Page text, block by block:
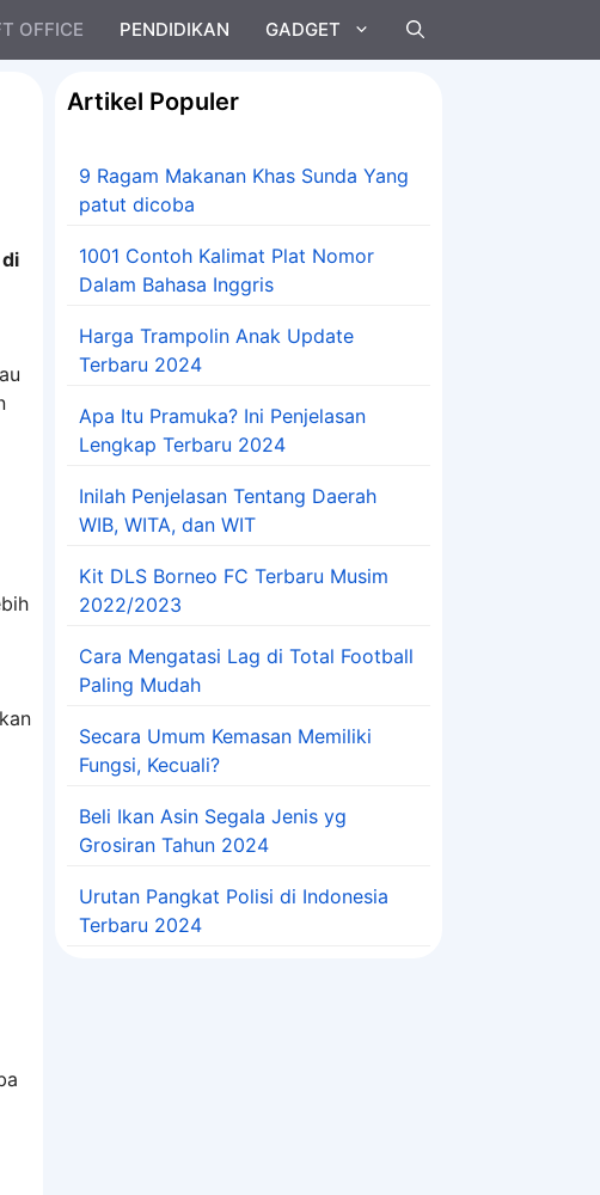
OFFICE PENDIDIKAN GADGET
Artikel Populer
9 Ragam Makanan Khas Sunda Yang
patut dicoba
1001 Contoh Kalimat Plat Nomor
Dalam Bahasa Inggris
Harga Trampolin Anak Update
Terbaru 2024
Apa Itu Pramuka? Ini Penjelasan
Lengkap Terbaru 2024
Inilah Penjelasan Tentang Daerah
WIB, WITA, dan WIT
Kit DLS Borneo FC Terbaru Musim
2022/2023
Cara Mengatasi Lag di Total Football
Paling Mudah
Secara Umum Kemasan Memiliki
Fungsi, Kecuali?
Beli Ikan Asin Segala Jenis yg
Grosiran Tahun 2024
Urutan Pangkat Polisi di Indonesia
Terbaru 2024